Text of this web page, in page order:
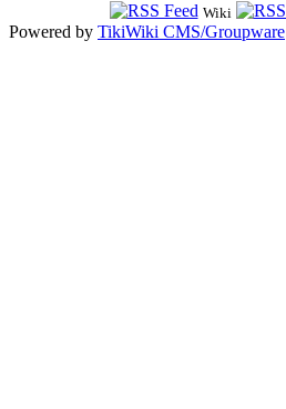
Wiki
Powered by TikiWiki CMS/Groupware